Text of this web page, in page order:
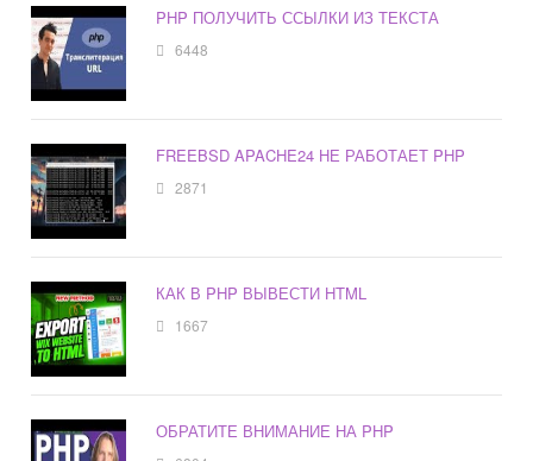
PHP ПОЛУЧИТЬ ССЫЛКИ ИЗ ТЕКСТА
6448
FREEBSD APACHE24 НЕ РАБОТАЕТ PHP
2871
КАК В PHP ВЫВЕСТИ HTML
1667
ОБРАТИТЕ ВНИМАНИЕ НА PHP